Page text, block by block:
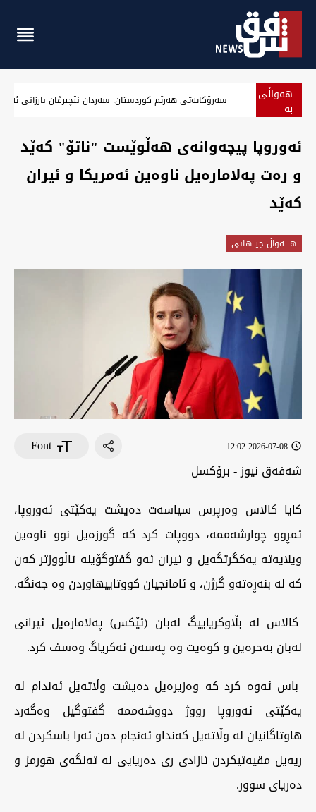
هەواڵی
بە سەرۆکایەتی هەرێم کوردستان: سەردان نێچیرڤان بارزانی
ئەوروپا پیچەوانەی هەڵوێست "ناتۆ" کەێد
و رەت پەلامارەیل ناوەین ئەمریکا و ئیران
کەێد
هــــه‌واڵ جیــهانى
2026-07-08 12:02
Font
شەفەق نیوز - برۆکسل
کایا کالاس وەرپرس سیاسەت دەیشت یەکێتی ئەوروپا،
ئمڕوو چوارشەممە، دووپات کرد کە گورزەیل نوو ناوەین
ویلایەتە یەکگرتگەیل و ئیران ئەو گفتوگۆیلە ئاڵووزتر کەن
کە لە بنەڕەتەو گرژن، و ئامانجیان کووتاییهاوردن وە جەنگە.
کالاس لە بڵاوکریاییگ لەبان (ئێکس) پەلامارەیل ئیرانی
لەبان بەحرەین و کوەیت وە پەسەن نەکریاگ وەسف کرد.
باس ئەوە کرد کە وەزیرەیل دەیشت وڵاتەیل ئەندام لە
یەکێتی ئەوروپا رووژ دووشەممە گفتوگیل وەگەرد
هاوتاگانیان لە وڵاتەیل کەنداو ئەنجام دەن ئەرا باسکردن لە
ریەیل مقیەتیکردن ئازادی ری دەریایی لە تەنگەی هورمز و
دەریای سوور.